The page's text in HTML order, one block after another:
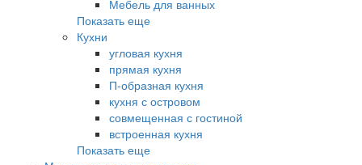
Мебель для ванных
Показать еще
Кухни
угловая кухня
прямая кухня
П-образная кухня
кухня с островом
совмещенная с гостиной
встроенная кухня
Показать еще